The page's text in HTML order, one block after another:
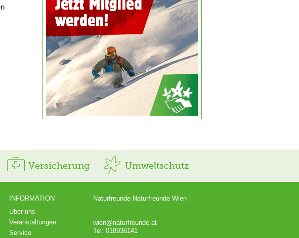
Versicherung Umweltschutz
INFORMATION
Über uns
Veranstaltungen
Service
Naturfreunde Naturfreunde Wien
wien@naturfreunde.at
Tel: 018936141